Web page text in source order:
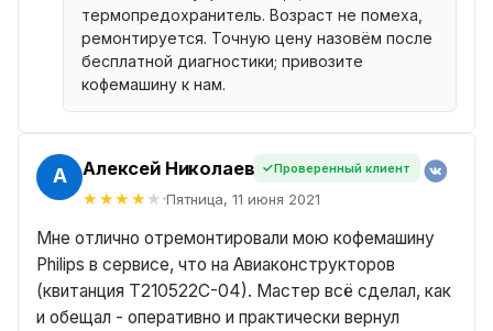
термопредохранитель. Возраст не помеха,
ремонтируется. Точную цену назовём после
бесплатной диагностики; привозите
кофемашину к нам.
Алексей Николаев Проверенный клиент
Пятница, 11 июня 2021
Мне отлично отремонтировали мою кофемашину
Philips в сервисе, что на Авиаконструкторов
(квитанция T210522С-04). Мастер всё сделал, как
и обещал - оперативно и практически вернул